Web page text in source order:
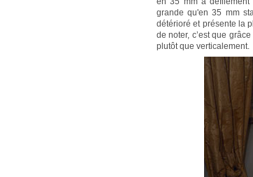
grande qu'en 35 mm
détérioré et présente la
de noter, c’est que
plutôt que verticalement.